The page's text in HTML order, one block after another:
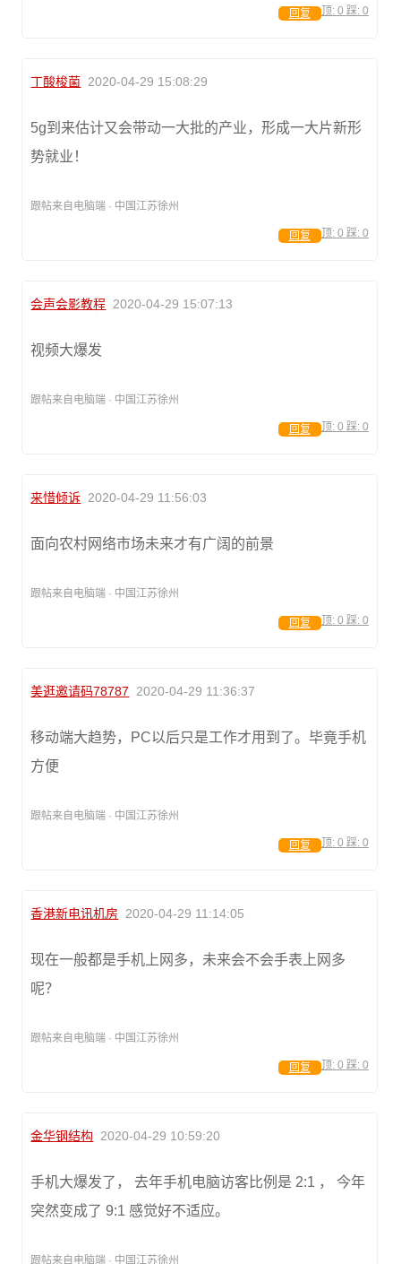
顶: 0 踩: 0
回复
丁酸梭菌 2020-04-29 15:08:29
5g到来估计又会带动一大批的产业，形成一大片新形
势就业！
跟帖来自电脑端 · 中国江苏徐州
顶: 0 踩: 0
回复
会声会影教程 2020-04-29 15:07:13
视频大爆发
跟帖来自电脑端 · 中国江苏徐州
顶: 0 踩: 0
回复
来惜倾诉 2020-04-29 11:56:03
面向农村网络市场未来才有广阔的前景
跟帖来自电脑端 · 中国江苏徐州
顶: 0 踩: 0
回复
美逛邀请码78787 2020-04-29 11:36:37
移动端大趋势，PC以后只是工作才用到了。毕竟手机
方便
跟帖来自电脑端 · 中国江苏徐州
顶: 0 踩: 0
回复
香港新电讯机房 2020-04-29 11:14:05
现在一般都是手机上网多，未来会不会手表上网多
呢？
跟帖来自电脑端 · 中国江苏徐州
顶: 0 踩: 0
回复
金华钢结构 2020-04-29 10:59:20
手机大爆发了， 去年手机电脑访客比例是 2:1 ， 今年
突然变成了 9:1 感觉好不适应。
跟帖来自电脑端 · 中国江苏徐州